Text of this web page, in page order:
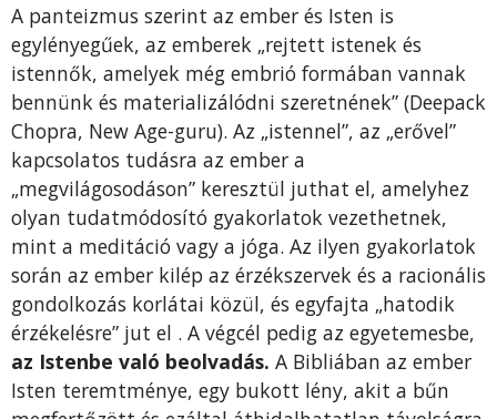
A panteizmus szerint az ember és Isten is
egylényegűek, az emberek „rejtett istenek és
istennők, amelyek még embrió formában vannak
bennünk és materializálódni szeretnének” (Deepack
Chopra, New Age-guru). Az „istennel”, az „erővel”
kapcsolatos tudásra az ember a
„megvilágosodáson” keresztül juthat el, amelyhez
olyan tudatmódosító gyakorlatok vezethetnek,
mint a meditáció vagy a jóga. Az ilyen gyakorlatok
során az ember kilép az érzékszervek és a racionális
gondolkozás korlátai közül, és egyfajta „hatodik
érzékelésre” jut el . A végcél pedig az egyetemesbe,
az Istenbe való beolvadás. A Bibliában az ember
Isten teremtménye, egy bukott lény, akit a bűn